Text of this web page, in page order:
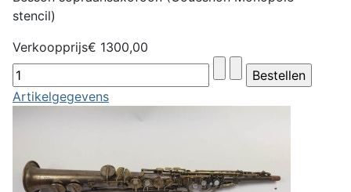
stencil)
Verkoopprijs€ 1300,00
Artikelgegevens